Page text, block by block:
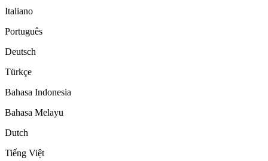
Italiano
Português
Deutsch
Türkçe
Bahasa Indonesia
Bahasa Melayu
Dutch
Tiếng Việt